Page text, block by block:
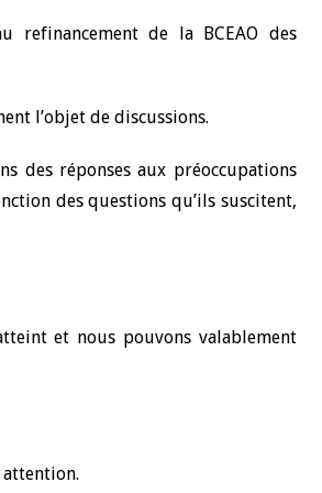
refinancement de la BCEAO des
l’objet de discussions.
des réponses aux préoccupations
des questions qu’ils suscitent,
et nous pouvons valablement
attention.